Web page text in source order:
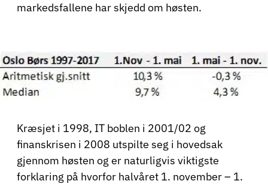
markedsfallene har skjedd om høsten.
Kræsjet i 1998, IT boblen i 2001/02 og
finanskrisen i 2008 utspilte seg i hovedsak
gjennom høsten og er naturligvis viktigste
forklaring på hvorfor halvåret 1. november – 1.